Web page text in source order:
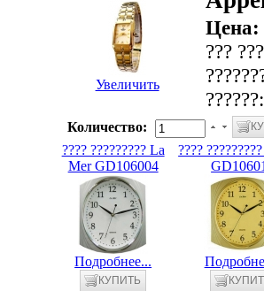
Увеличить
Цена:
???
Количество:
???? ????????? La
Mer GD106004
Подробнее...
????